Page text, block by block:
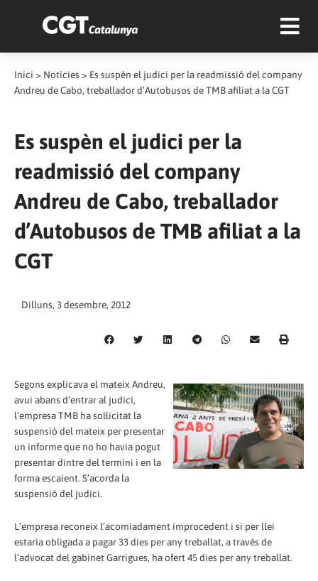
Inici > Notícies > Es suspèn el judici per la readmissió del company
Andreu de Cabo, treballador d’Autobusos de TMB afiliat a la CGT
Es suspèn el judici per la
readmissió del company
Andreu de Cabo, treballador
d’Autobusos de TMB afiliat a la
CGT
Dilluns, 3 desembre, 2012
Segons explicava el mateix Andreu,
avui abans d’entrar al judici,
l’empresa TMB ha sol·licitat la
suspensió del mateix per presentar
un informe que no ho havia pogut
presentar dintre del termini i en la
forma escaient. S’acorda la
suspensió del judici.
L’empresa reconeix l’acomiadament improcedent i si per llei
estaria obligada a pagar 33 dies per any treballat, a través de
l’advocat del gabinet Garrigues, ha ofert 45 dies per any treballat.